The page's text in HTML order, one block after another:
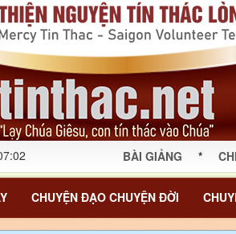
BÀI GIẢNG *
CHUYỆN ĐẠO CHUYỆN ĐỜI